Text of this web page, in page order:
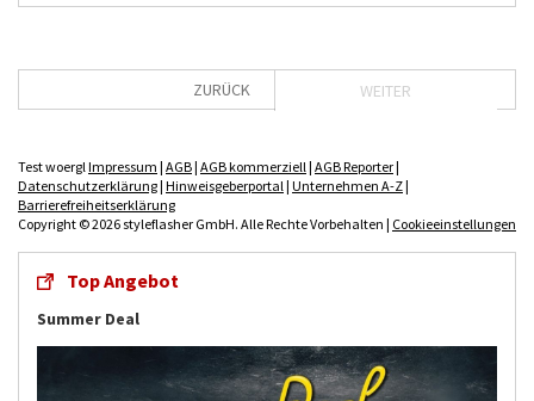
ZURÜCK WEITER
Test woerglImpressum | AGB| AGB kommerziell| AGB Reporter|
Datenschutzerklärung| Hinweisgeberportal| Unternehmen A-Z|
Barrierefreiheitserklärung
Copyright © 2026 styleflasher GmbH. Alle Rechte Vorbehalten | Cookieeinstellungen
Top Angebot
Summer Deal